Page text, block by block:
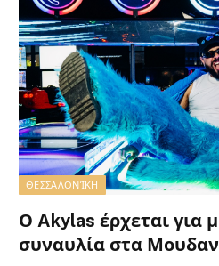
ΘΕΣΣΑΛΟΝΊΚΗ
Ο Akylas έρχεται για
συναυλία στα